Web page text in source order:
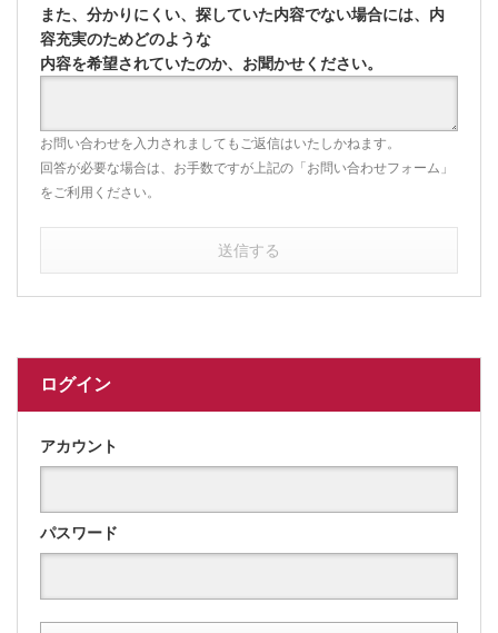
また、分かりにくい、探していた内容でない場合には、内
容充実のためどのような
内容を希望されていたのか、お聞かせください。
お問い合わせを入力されましてもご返信はいたしかねます。
回答が必要な場合は、お手数ですが上記の「お問い合わせフォーム」
をご利用ください。
送信する
ログイン
アカウント
パスワード